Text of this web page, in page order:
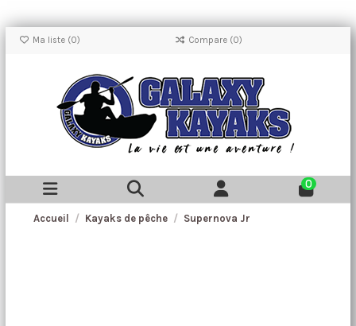
Ma liste (0) Compare (0)
0
Accueil Kayaks de pêche Supernova Jr